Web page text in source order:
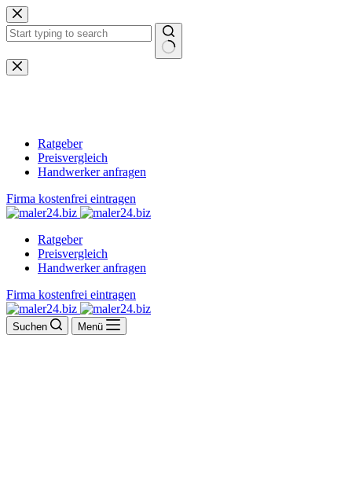
Zum
Inhalt
springen
Keine
Ergebnisse
Ratgeber
Preisvergleich
Handwerker anfragen
Firma kostenfrei eintragen
Ratgeber
Preisvergleich
Handwerker anfragen
Firma kostenfrei eintragen
Suchen Menü